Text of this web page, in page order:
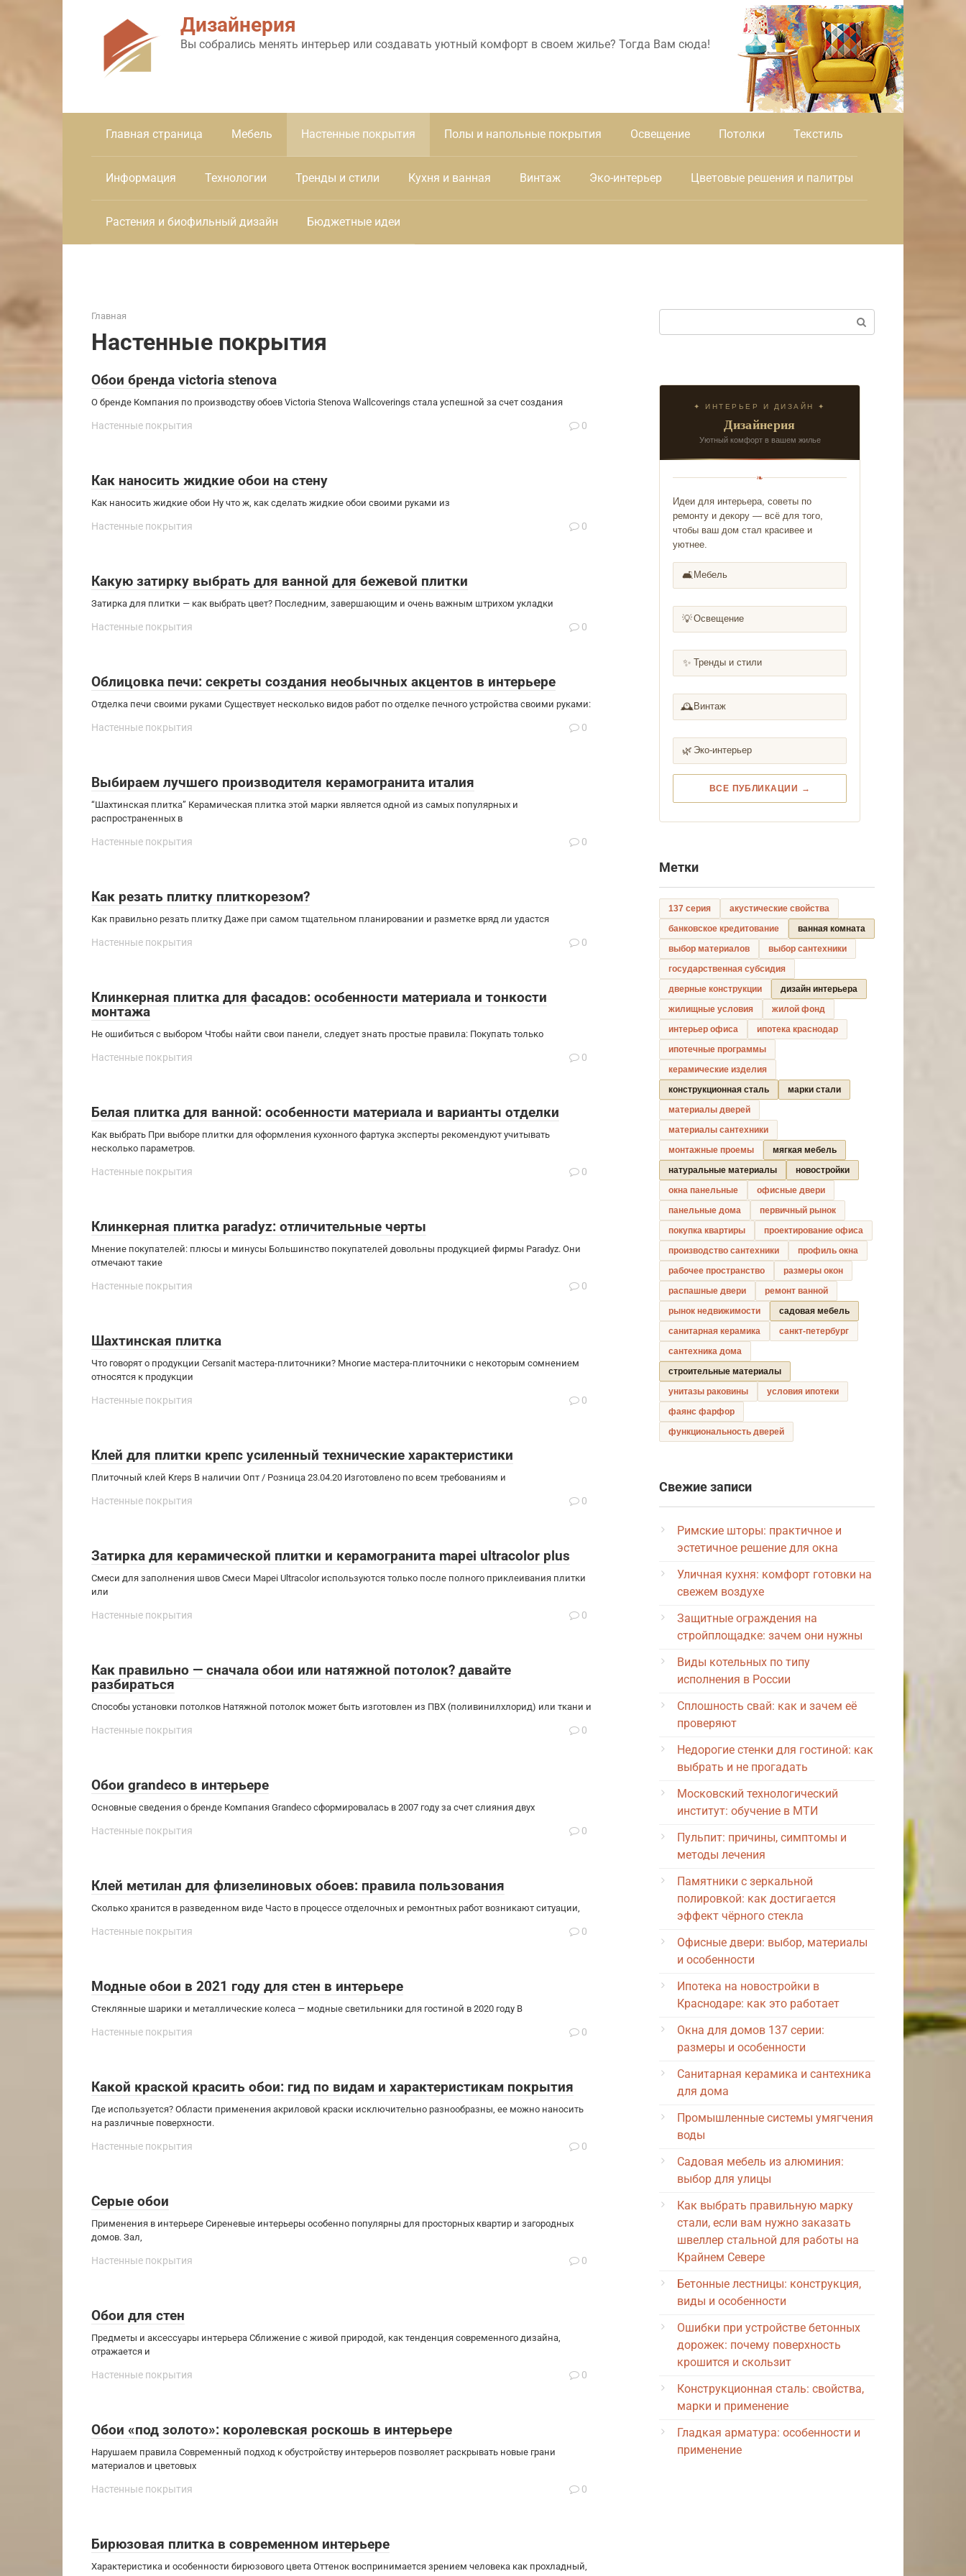
Дизайнерия
Вы собрались менять интерьер или создавать уютный комфорт в своем жилье? Тогда Вам сюда!
Главная страница Мебель Настенные покрытия Полы и напольные покрытия Освещение Потолки Текстиль
Информация Технологии Тренды и стили Кухня и ванная Винтаж Эко-интерьер Цветовые решения и палитры
Растения и биофильный дизайн Бюджетные идеи
Главная
Настенные покрытия
Обои бренда victoria stenova
О бренде Компания по производству обоев Victoria Stenova Wallcoverings стала успешной за счет создания
Настенные покрытия 0
Как наносить жидкие обои на стену
Как наносить жидкие обои Ну что ж, как сделать жидкие обои своими руками из
Настенные покрытия 0
Какую затирку выбрать для ванной для бежевой плитки
Затирка для плитки — как выбрать цвет? Последним, завершающим и очень важным штрихом укладки
Настенные покрытия 0
Облицовка печи: секреты создания необычных акцентов в интерьере
Отделка печи своими руками Существует несколько видов работ по отделке печного устройства своими руками:
Настенные покрытия 0
Выбираем лучшего производителя керамогранита италия
“Шахтинская плитка” Керамическая плитка этой марки является одной из самых популярных и
распространенных в
Настенные покрытия 0
Как резать плитку плиткорезом?
Как правильно резать плитку Даже при самом тщательном планировании и разметке вряд ли удастся
Настенные покрытия 0
Клинкерная плитка для фасадов: особенности материала и тонкости
монтажа
Не ошибиться с выбором Чтобы найти свои панели, следует знать простые правила: Покупать только
Настенные покрытия 0
Белая плитка для ванной: особенности материала и варианты отделки
Как выбрать При выборе плитки для оформления кухонного фартука эксперты рекомендуют учитывать
несколько параметров.
Настенные покрытия 0
Клинкерная плитка paradyz: отличительные черты
Мнение покупателей: плюсы и минусы Большинство покупателей довольны продукцией фирмы Paradyz. Они
отмечают такие
Настенные покрытия 0
Шахтинская плитка
Что говорят о продукции Cersanit мастера-плиточники? Многие мастера-плиточники с некоторым сомнением
относятся к продукции
Настенные покрытия 0
Клей для плитки крепс усиленный технические характеристики
Плиточный клей Kreps В наличии Опт / Розница 23.04.20 Изготовлено по всем требованиям и
Настенные покрытия 0
Затирка для керамической плитки и керамогранита mapei ultracolor plus
Смеси для заполнения швов Смеси Mapei Ultracolor используются только после полного приклеивания плитки
или
Настенные покрытия 0
Как правильно — сначала обои или натяжной потолок? давайте
разбираться
Способы установки потолков Натяжной потолок может быть изготовлен из ПВХ (поливинилхлорид) или ткани и
Настенные покрытия 0
Обои grandeco в интерьере
Основные сведения о бренде Компания Grandeco сформировалась в 2007 году за счет слияния двух
Настенные покрытия 0
Клей метилан для флизелиновых обоев: правила пользования
Сколько хранится в разведенном виде Часто в процессе отделочных и ремонтных работ возникают ситуации,
Настенные покрытия 0
Модные обои в 2021 году для стен в интерьере
Стеклянные шарики и металлические колеса — модные светильники для гостиной в 2020 году В
Настенные покрытия 0
Какой краской красить обои: гид по видам и характеристикам покрытия
Где используется? Области применения акриловой краски исключительно разнообразны, ее можно наносить
на различные поверхности.
Настенные покрытия 0
Серые обои
Применения в интерьере Сиреневые интерьеры особенно популярны для просторных квартир и загородных
домов. Зал,
Настенные покрытия 0
Обои для стен
Предметы и аксессуары интерьера Сближение с живой природой, как тенденция современного дизайна,
отражается и
Настенные покрытия 0
Обои «под золото»: королевская роскошь в интерьере
Нарушаем правила Современный подход к обустройству интерьеров позволяет раскрывать новые грани
материалов и цветовых
Настенные покрытия 0
Бирюзовая плитка в современном интерьере
Характеристика и особенности бирюзового цвета Оттенок воспринимается зрением человека как прохладный,
✦ ИНТЕРЬЕР И ДИЗАЙН ✦
Дизайнерия
Уютный комфорт в вашем жилье
❧
Идеи для интерьера, советы по
ремонту и декору — всё для того,
чтобы ваш дом стал красивее и
уютнее.
🛋️ Мебель
💡Освещение
✨ Тренды и стили
🕰️ Винтаж
🌿 Эко-интерьер
ВСЕ ПУБЛИКАЦИИ →
Метки
137 серия
акустические свойства
банковское кредитование
ванная комната
выбор материалов
выбор сантехники
государственная субсидия
дверные конструкции
дизайн интерьера
жилищные условия
жилой фонд
интерьер офиса
ипотека краснодар
ипотечные программы
керамические изделия
конструкционная сталь
марки стали
материалы дверей
материалы сантехники
монтажные проемы
мягкая мебель
натуральные материалы
новостройки
окна панельные
офисные двери
панельные дома
первичный рынок
покупка квартиры
проектирование офиса
производство сантехники
профиль окна
рабочее пространство
размеры окон
распашные двери
ремонт ванной
рынок недвижимости
садовая мебель
санитарная керамика
санкт-петербург
сантехника дома
строительные материалы
унитазы раковины
условия ипотеки
фаянс фарфор
функциональность дверей
Свежие записи
Римские шторы: практичное и
эстетичное решение для окна
Уличная кухня: комфорт готовки на
свежем воздухе
Защитные ограждения на
стройплощадке: зачем они нужны
Виды котельных по типу
исполнения в России
Сплошность свай: как и зачем её
проверяют
Недорогие стенки для гостиной: как
выбрать и не прогадать
Московский технологический
институт: обучение в МТИ
Пульпит: причины, симптомы и
методы лечения
Памятники с зеркальной
полировкой: как достигается
эффект чёрного стекла
Офисные двери: выбор, материалы
и особенности
Ипотека на новостройки в
Краснодаре: как это работает
Окна для домов 137 серии:
размеры и особенности
Санитарная керамика и сантехника
для дома
Промышленные системы умягчения
воды
Садовая мебель из алюминия:
выбор для улицы
Как выбрать правильную марку
стали, если вам нужно заказать
швеллер стальной для работы на
Крайнем Севере
Бетонные лестницы: конструкция,
виды и особенности
Ошибки при устройстве бетонных
дорожек: почему поверхность
крошится и скользит
Конструкционная сталь: свойства,
марки и применение
Гладкая арматура: особенности и
применение